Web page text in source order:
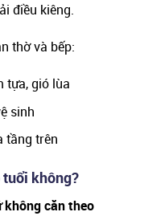
điều kiêng.
thờ và bếp:
tựa, gió lùa
sinh
tầng trên
tuổi không?
không căn theo